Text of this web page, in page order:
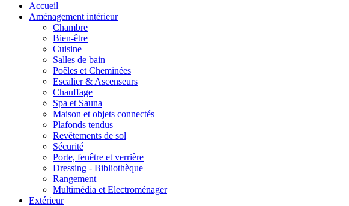
Accueil
Aménagement intérieur
Chambre
Bien-être
Cuisine
Salles de bain
Poêles et Cheminées
Escalier & Ascenseurs
Chauffage
Spa et Sauna
Maison et objets connectés
Plafonds tendus
Revêtements de sol
Sécurité
Porte, fenêtre et verrière
Dressing - Bibliothèque
Rangement
Multimédia et Electroménager
Extérieur